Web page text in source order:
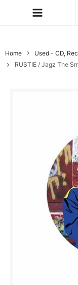
Home Used - CD,
RUSTIE / Jagz The